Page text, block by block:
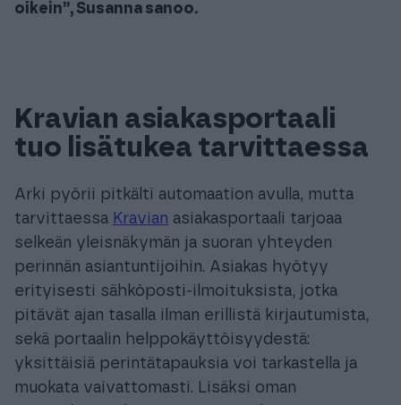
oikein”, Susanna sanoo.
Kravian asiakasportaali
tuo lisätukea tarvittaessa
Arki pyörii pitkälti automaation avulla, mutta
tarvittaessa Kravian asiakasportaali tarjoaa
selkeän yleisnäkymän ja suoran yhteyden
perinnän asiantuntijoihin. Asiakas hyötyy
erityisesti sähköposti-ilmoituksista, jotka
pitävät ajan tasalla ilman erillistä kirjautumista,
sekä portaalin helppokäyttöisyydestä:
yksittäisiä perintätapauksia voi tarkastella ja
muokata vaivattomasti. Lisäksi oman